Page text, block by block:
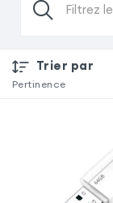
Filtrez
Trier par
Pertinence